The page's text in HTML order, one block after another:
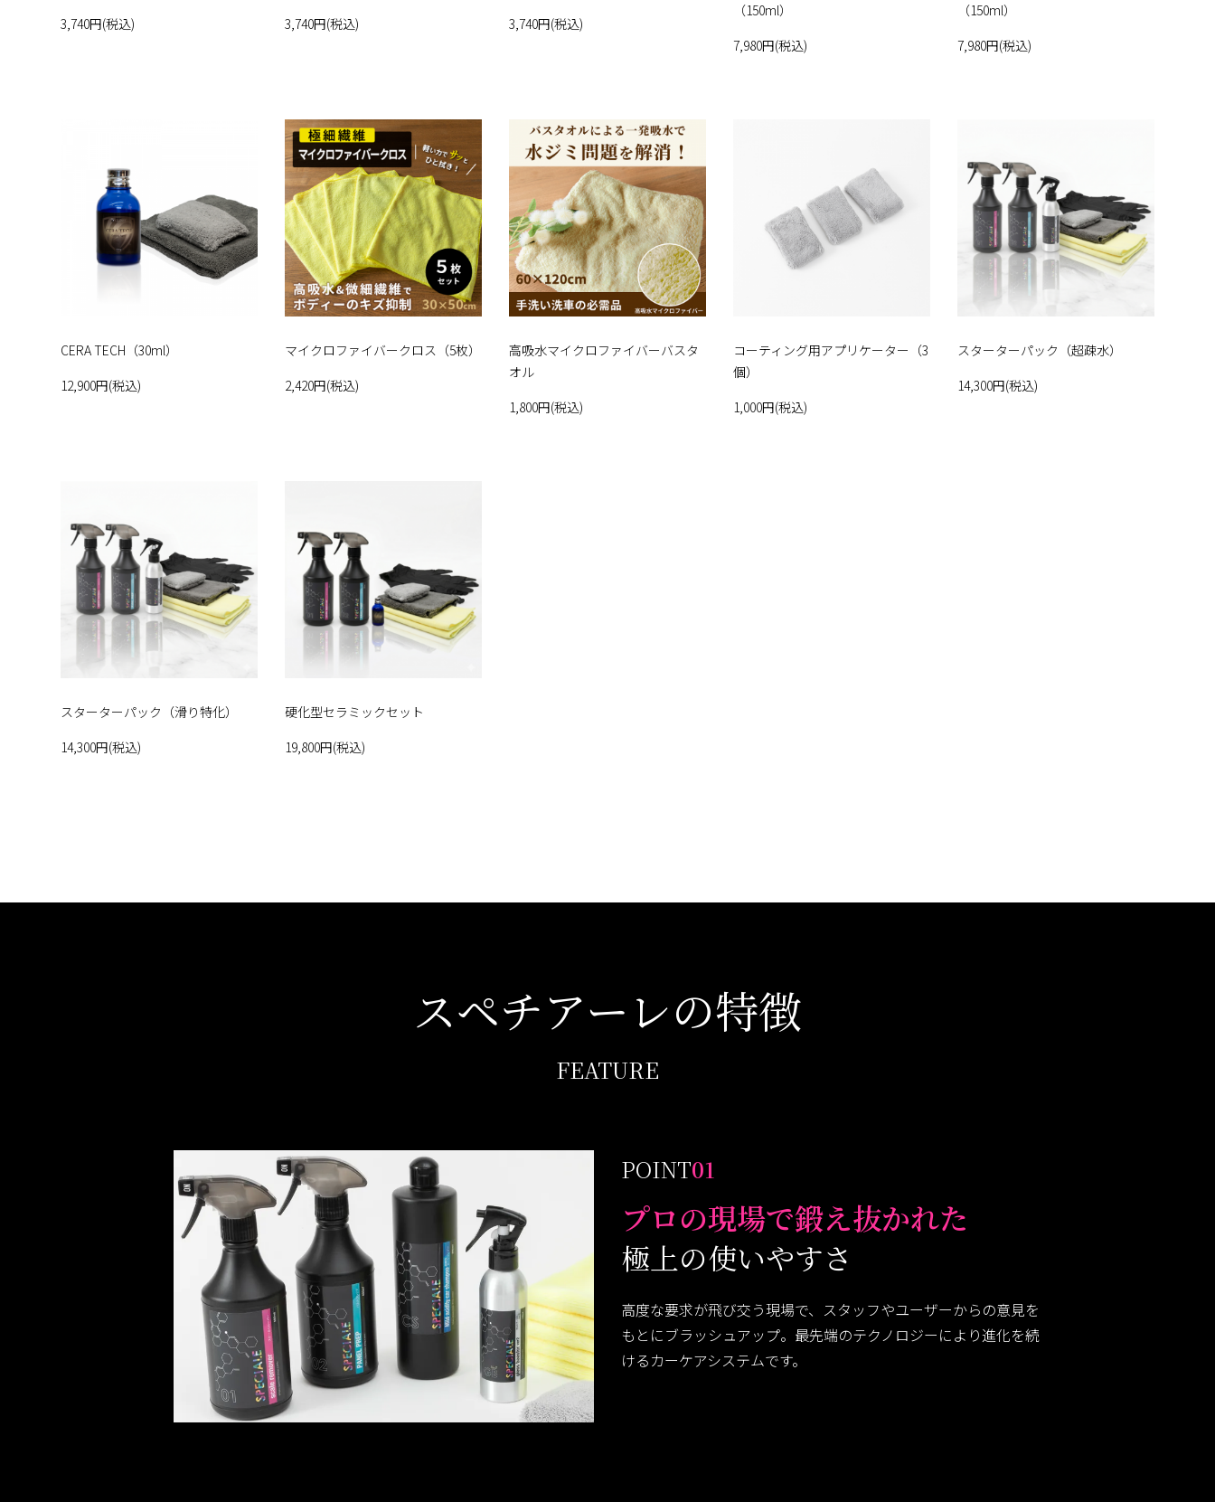
3,740円(税込)
3,740円(税込)
3,740円(税込)
（150ml）
7,980円(税込)
（150ml）
7,980円(税込)
CERA TECH（30ml）
12,900円(税込)
マイクロファイバークロス（5枚）
2,420円(税込)
高吸水マイクロファイバーバスタ
オル
1,800円(税込)
コーティング用アプリケーター（3
個）
1,000円(税込)
スターターパック（超疎水）
14,300円(税込)
スターターパック（滑り特化）
14,300円(税込)
硬化型セラミックセット
19,800円(税込)
スペチアーレの特徴
POINT01
プロの現場で鍛え抜かれた
極上の使いやすさ
高度な要求が飛び交う現場で、スタッフやユーザーからの意見を
もとにブラッシュアップ。最先端のテクノロジーにより進化を続
けるカーケアシステムです。